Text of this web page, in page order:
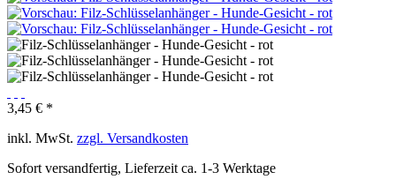
3,45 € *
inkl. MwSt. zzgl. Versandkosten
Sofort versandfertig, Lieferzeit ca. 1-3 Werktage